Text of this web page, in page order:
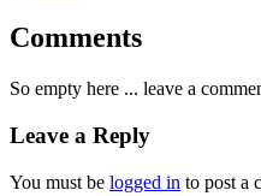
Comments
So empty here ... leave a
Leave a Reply
You must be logged in to post a